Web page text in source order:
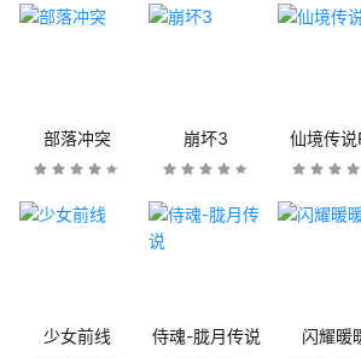
部落冲突 崩坏3 仙境传说
少女前线 侍魂-胧月传说 闪耀暖